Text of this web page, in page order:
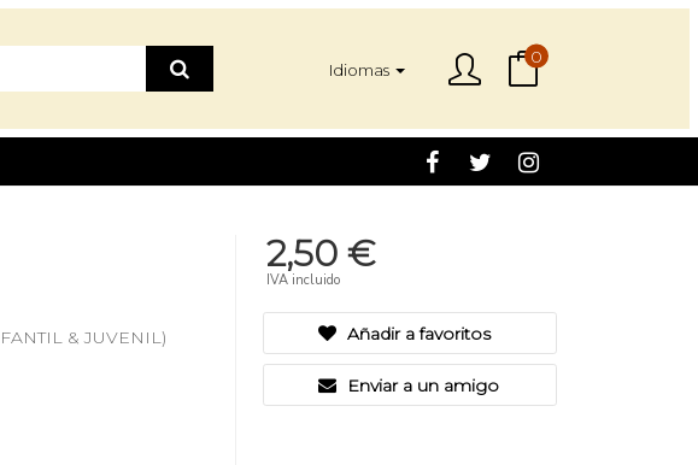
Idiomas
0
& JUVENIL)
2,50 €
IVA incluido
Añadir a favoritos
Enviar a un amigo